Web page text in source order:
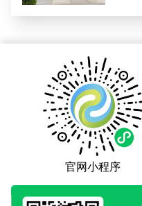
官网小程序